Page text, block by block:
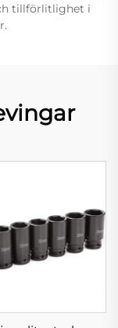
tillförlitlighet i